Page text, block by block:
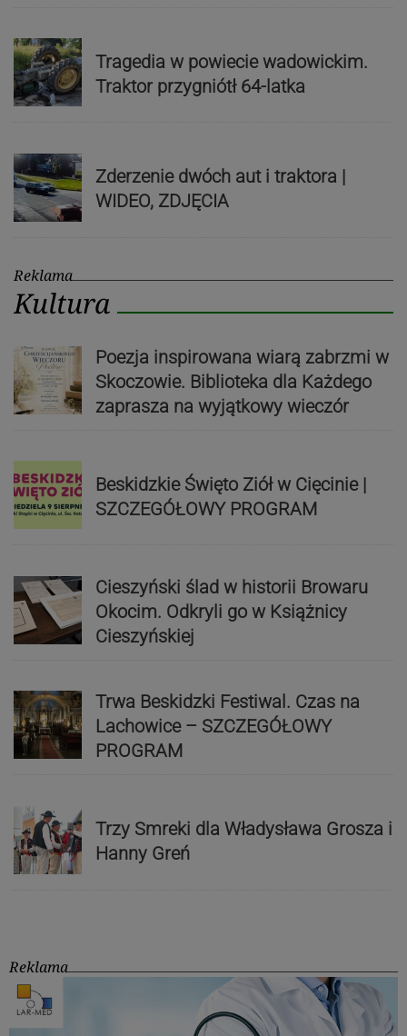
Tragedia w powiecie wadowickim.
Traktor przygniótł 64-latka
Zderzenie dwóch aut i traktora |
WIDEO, ZDJĘCIA
Reklama
Kultura
Poezja inspirowana wiarą zabrzmi w
Skoczowie. Biblioteka dla Każdego
zaprasza na wyjątkowy wieczór
Beskidzkie Święto Ziół w Cięcinie |
SZCZEGÓŁOWY PROGRAM
Cieszyński ślad w historii Browaru
Okocim. Odkryli go w Książnicy
Cieszyńskiej
Trwa Beskidzki Festiwal. Czas na
Lachowice – SZCZEGÓŁOWY
PROGRAM
Trzy Smreki dla Władysława Grosza i
Hanny Greń
Reklama